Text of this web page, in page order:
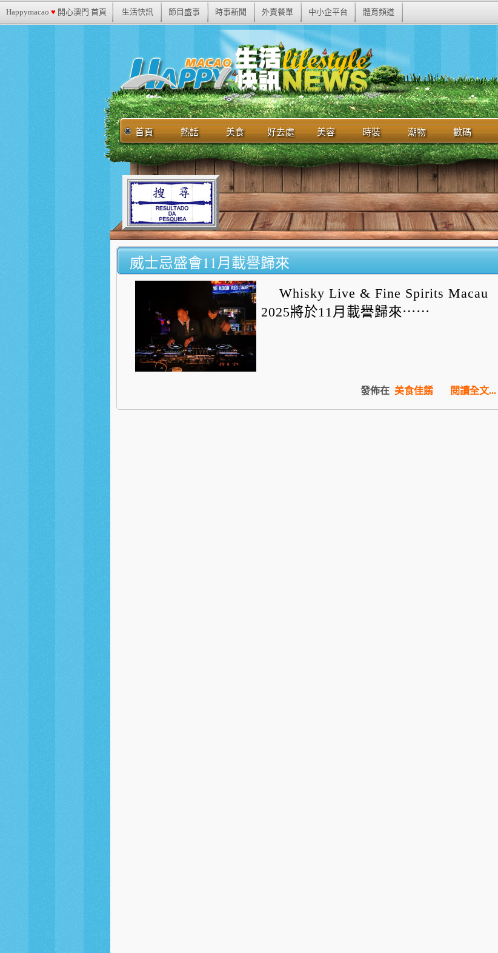
Happymacao ♥ 開心澳門 首頁 生活快訊 節目盛事 時事新聞 外賣餐單 中小企平台 體育頻道
首頁 熱話 美食 好去處 美容 時裝 潮物 數碼
威士忌盛會11月載譽歸來
Whisky Live & Fine Spirits Macau
2025將於11月載譽歸來⋯⋯
閱讀全文...
發佈在 美食佳餚